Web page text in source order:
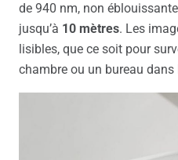
de 940 nm, non
jusqu’à 10 mètres. Les
lisibles, que ce soit pour
chambre ou un bureau dans